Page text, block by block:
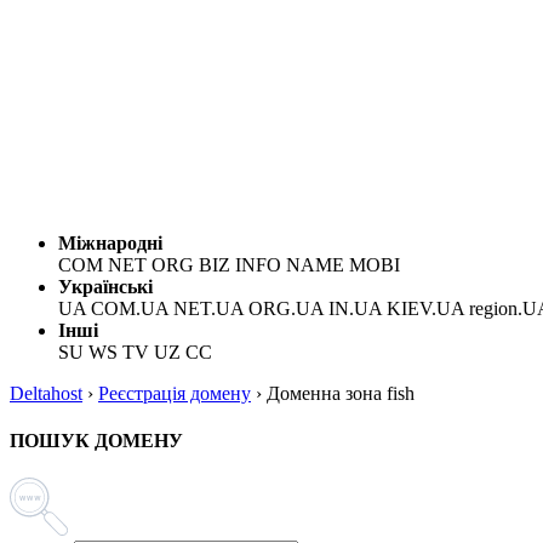
Міжнародні
COM NET ORG BIZ INFO NAME MOBI
Українські
UA COM.UA NET.UA ORG.UA IN.UA KIEV.UA
Інші
SU WS TV UZ CC
Deltahost › Реєстрація домену › Доменна зона fish
ПОШУК ДОМЕНУ